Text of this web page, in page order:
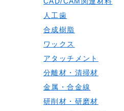
人工歯
合成樹脂
ワックス
アタッチメント
分離材・清掃材
金属・合金線
研削材・研磨材